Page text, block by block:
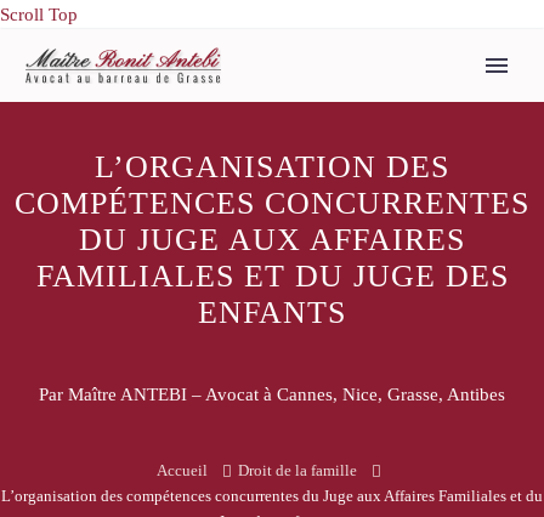
Scroll Top
L’ORGANISATION DES
COMPÉTENCES CONCURRENTES
DU JUGE AUX AFFAIRES
FAMILIALES ET DU JUGE DES
ENFANTS
Par Maître ANTEBI – Avocat à Cannes, Nice, Grasse, Antibes
Accueil
Droit de la famille
L’organisation des compétences concurrentes du Juge aux Affaires Familiales et du